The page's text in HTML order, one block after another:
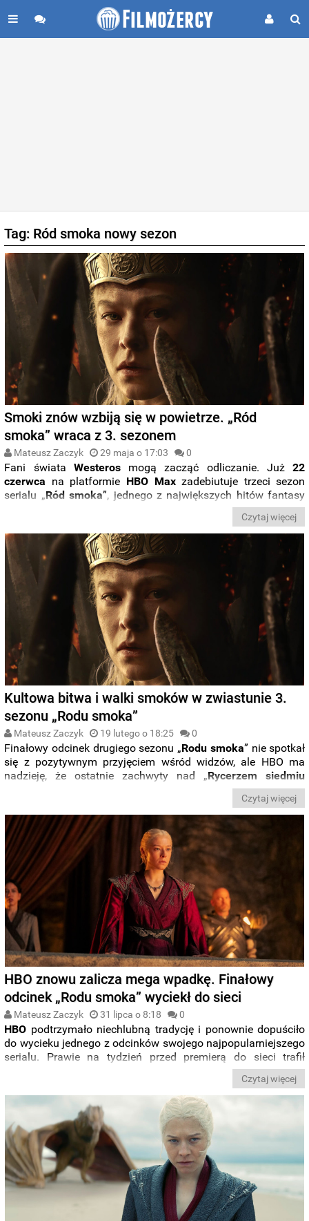
Tag: Ród smoka nowy sezon
Smoki znów wzbiją się w powietrze. „Ród
smoka” wraca z 3. sezonem
Mateusz Zaczyk 29 maja o 17:03 0
Fani świata Westerosmogą zacząć odliczanie. Już22
czerwca na platformie HBO Maxzadebiutuje trzeci sezon
serialu „Ród smoka”, jednego z największych hitów fantasy
ostatnich lat. Produkcja powróci z kolejnym rozdziałem
, a nowe odcinki będą trafiać do
serwisu oraz na antenę HBO w każdy poniedziałek. Wielki
finał sezonu zaplanowano na10 sierpnia
Czytaj więcej
Kultowa bitwa i walki smoków w zwiastunie 3.
sezonu „Rodu smoka”
Mateusz Zaczyk 19 lutego o 18:25 0
Finałowy odcinek drugiego sezonu „Rodu smoka” nie spotkał
się z pozytywnym przyjęciem wśród widzów, ale HBO ma
nadzieję, że ostatnie zachwyty nad „Rycerzem siedmiu
” ponownie przyciągną widzów do pierwszego z
”. Na fali pozytywnych emocji stacja
zaprezentowała więc zwiastun trzeciej serii „Rodu smoka”.
Czy jest na co czekać? Przekonajcie się.
Czytaj więcej
HBO znowu zalicza mega wpadkę. Finałowy
odcinek „Rodu smoka” wyciekł do sieci
Mateusz Zaczyk 31 lipca o 8:18 0
HBO podtrzymało niechlubną tradycję i ponownie dopuściło
do wycieku jednego z odcinków swojego najpopularniejszego
serialu. Prawie na tydzień przed premierą do sieci trafił
Rodu smoka”.
Czytaj więcej